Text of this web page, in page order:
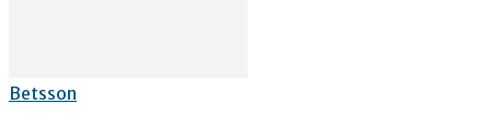
Betsson